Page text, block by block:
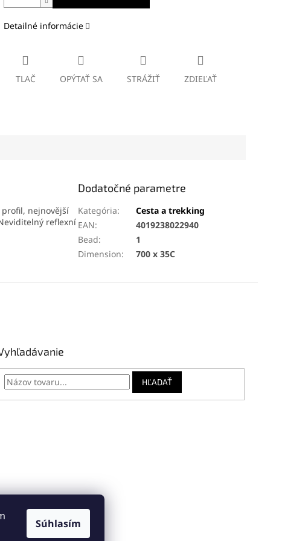
Súhlasím
Detailné informácie
TLAČ OPÝTAŤ SA STRÁŽIŤ ZDIEĽAŤ
profil, nejnovější
reflexní
Dodatočné parametre
Kategória:
Cesta a trekking
EAN:
4019238022940
Bead:
1
Dimension: 700 x 35C
HĽADAŤ